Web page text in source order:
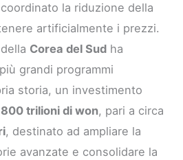
la riduzione della
artificialmente i prezzi.
Corea del Sud ha
grandi programmi
storia, un investimento
800 trilioni di won, pari a circa
, destinato ad ampliare la
avanzate e consolidare la